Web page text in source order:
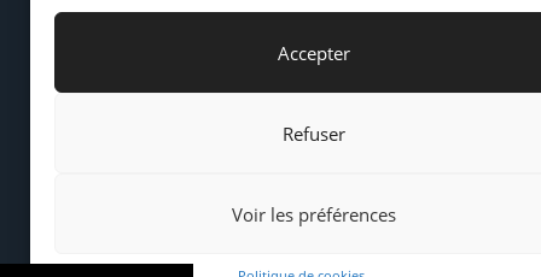
Accepter
Refuser
Voir les préférences